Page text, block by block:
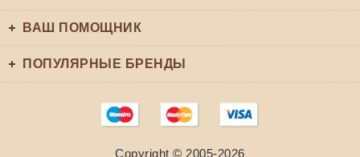
ВАШ ПОМОЩНИК
ПОПУЛЯРНЫЕ БРЕНДЫ
Copyright © 2005-2026